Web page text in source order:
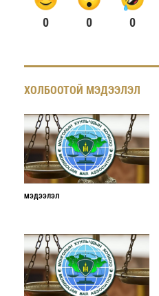
0 0 0
ХОЛБООТОЙ МЭДЭЭЛЭЛ
МЭДЭЭЛЭЛ